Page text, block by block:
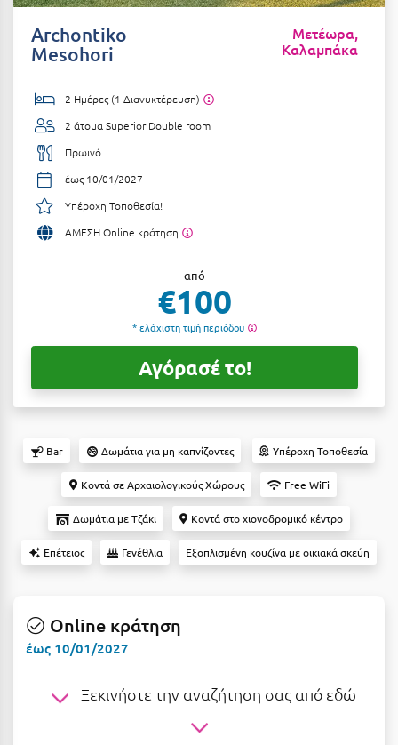
Αλεξανδρούπολη
Αλόννησος
Αμαλιάδα
Αμάρυνθος
Αμοργός
Αντίπαρος
Αράχωβα
Αριδαία
Αρκαδία
Αρκίτσα
Αρτέμιδα
Αστυπάλαια
Αττική
Αχαΐα
Διαμονή Μόνο
Ημιδιατροφή
Ημιδιατροφή + Ποτά
Πλήρης Διατροφή
All Inclusive
ΤΎΠΟΣ ΚΑΤΑΛΎΜΑΤΟΣ
Ξενοδοχεία 2 Αστέρων
Ξενοδοχεία 4 Αστέρων
Ξενοδοχεία 5 Αστέρων
Βίλες
Κρουαζιέρες
Διαμερίσματα
Studios
Boutique Hotels
Archontiko
Mesohori
Μετέωρα,
Καλαμπάκα
2 Ημέρες (1 Διανυκτέρευση)
2 άτομα Superior Double room
Πρωινό
έως 10/01/2027
Υπέροχη Τοποθεσία!
ΑΜΕΣΗ Online κράτηση
από
€100
* ελάχιστη τιμή περιόδου
Αγόρασέ το!
Bar Δωμάτια για μη καπνίζοντες Υπέροχη Τοποθεσία
Κοντά σε Αρχαιολογικούς Χώρους Free WiFi
Δωμάτια με Τζάκι Κοντά στο χιονοδρομικό κέντρο
Επέτειος Γενέθλια Εξοπλισμένη κουζίνα με οικιακά σκεύη
Online κράτηση
έως 10/01/2027
Ξεκινήστε την αναζήτηση σας από εδώ